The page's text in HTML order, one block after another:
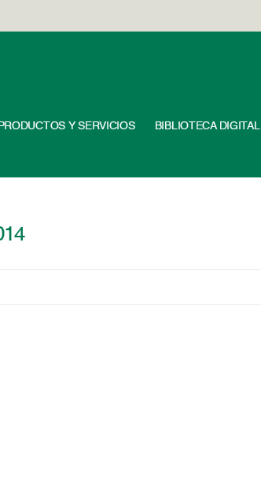
PRODUCTOS Y SERVICIOS BIBLIOTECA DIGITAL